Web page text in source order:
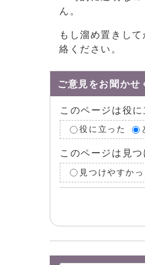
ん。
もし溜め置きし
絡ください。
ご意見をお聞かせ
このページは役に
役に立った
このページは見
見つけやすかっ